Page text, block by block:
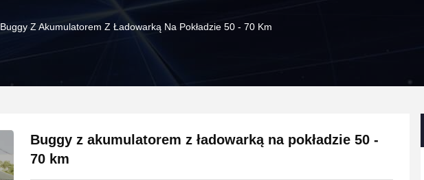
Buggy Z Akumulatorem Z Ładowarką Na Pokładzie 50 - 70 Km
Buggy z akumulatorem z ładowarką na pokładzie 50 -
70 km